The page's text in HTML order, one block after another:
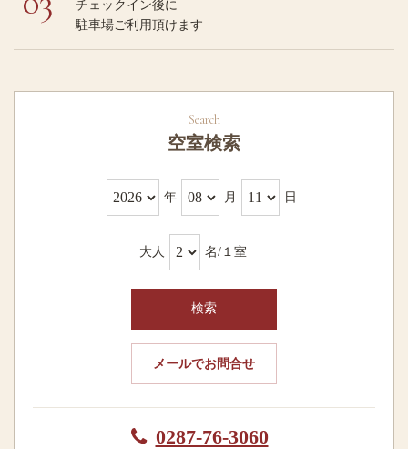
チェックイン後に
駐車場ご利用頂けます
空室検索
年 月 日
大人 名/１室
検索
メールでお問合せ
0287-76-3060